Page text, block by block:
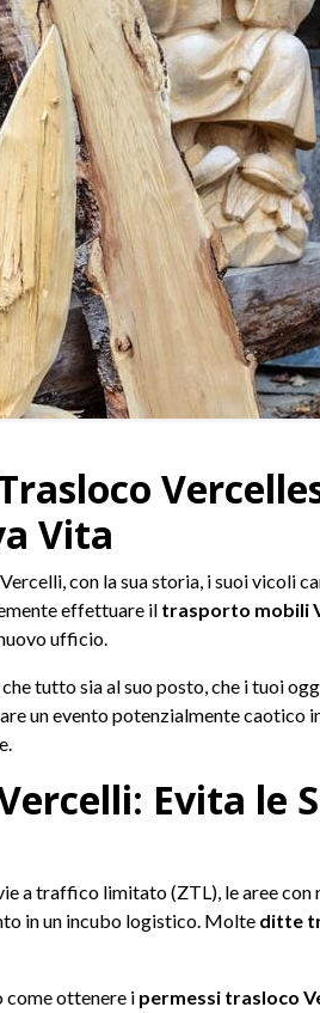
Vita
con la sua storia, i suoi vicoli
effettuare il trasporto mobili
ufficio.
tutto sia al suo posto, che i tuoi
un evento potenzialmente caotico
Evita le
a traffico limitato (ZTL), le aree
in un incubo logistico. Molte ditte
come ottenere i permessi trasloco